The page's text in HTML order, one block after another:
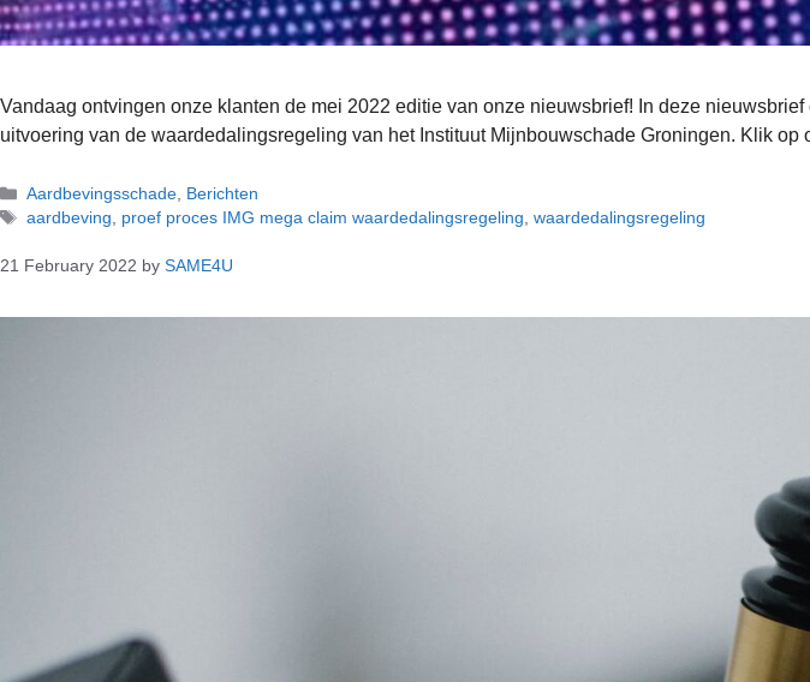
Vandaag ontvingen onze klanten de mei 2022 editie van onze nieuwsbrief! In deze
uitvoering van de waardedalingsregeling van het Instituut Mijnbouwschade Groningen. Klik
Aardbevingsschade, Berichten
aardbeving, proef proces IMG mega claim waardedalingsregeling, waardedalingsregeling
21 February 2022 by SAME4U